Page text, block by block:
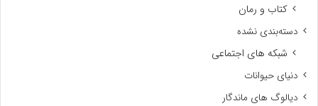
کتاب و رمان
دسته‌بندی نشده
شبکه های اجتماعی
دنیای حیوانات
دیالوگ های ماندگار